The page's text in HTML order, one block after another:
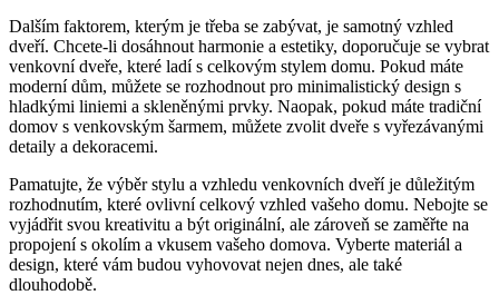
Dalším faktorem, kterým je třeba se zabývat, je samotný vzhled
dveří. Chcete-li dosáhnout harmonie a estetiky, doporučuje se vybrat
venkovní dveře, které ladí s celkovým stylem domu. Pokud máte
moderní dům, můžete se rozhodnout pro minimalistický design s
hladkými liniemi a skleněnými prvky. Naopak, pokud máte tradiční
domov s venkovským šarmem, můžete zvolit dveře s vyřezávanými
detaily a dekoracemi.
Pamatujte, že výběr stylu a vzhledu venkovních dveří je důležitým
rozhodnutím, které ovlivní celkový vzhled vašeho domu. Nebojte se
vyjádřit svou kreativitu a být originální, ale zároveň se zaměřte na
propojení s okolím a vkusem vašeho domova. Vyberte materiál a
design, které vám budou vyhovovat nejen dnes, ale také
dlouhodobě.